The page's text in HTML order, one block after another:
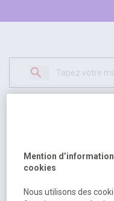
excuser
Mention
cookies
Nous utilisons des